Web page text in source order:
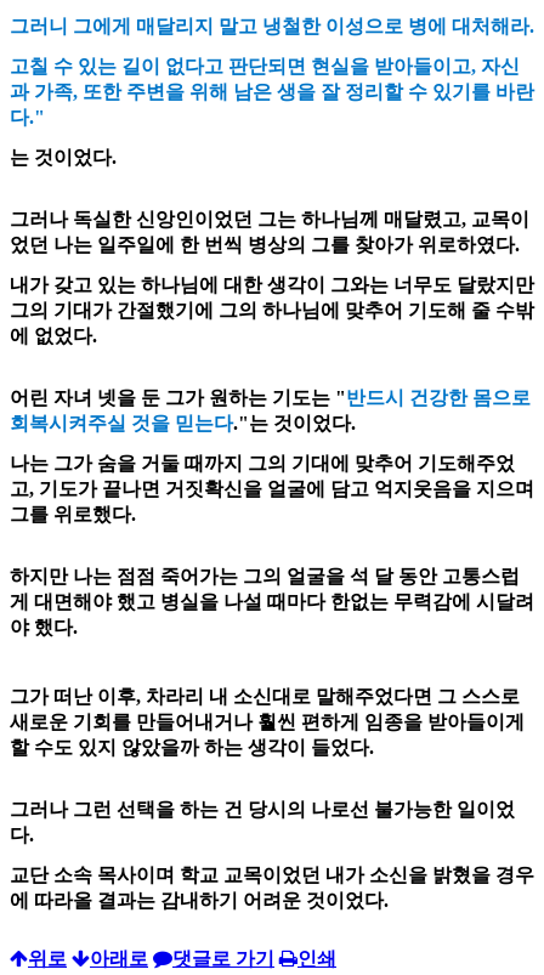
그러니 그에게 매달리지 말고 냉철한 이성으로 병에 대처해라.
고칠 수 있는 길이 없다고 판단되면 현실을 받아들이고, 자신
과 가족, 또한 주변을 위해 남은 생을 잘 정리할 수 있기를 바란
다."
는 것이었다.
그러나 독실한 신앙인이었던 그는 하나님께 매달렸고, 교목이
었던 나는 일주일에 한 번씩 병상의 그를 찾아가 위로하였다.
내가 갖고 있는 하나님에 대한 생각이 그와는 너무도 달랐지만
그의 기대가 간절했기에 그의 하나님에 맞추어 기도해 줄 수밖
에 없었다.
어린 자녀 넷을 둔 그가 원하는 기도는 "반드시 건강한 몸으로
회복시켜주실 것을 믿는다."는 것이었다.
나는 그가 숨을 거둘 때까지 그의 기대에 맞추어 기도해주었
고, 기도가 끝나면 거짓확신을 얼굴에 담고 억지웃음을 지으며
그를 위로했다.
하지만 나는 점점 죽어가는 그의 얼굴을 석 달 동안 고통스럽
게 대면해야 했고 병실을 나설 때마다 한없는 무력감에 시달려
야 했다.
그가 떠난 이후, 차라리 내 소신대로 말해주었다면 그 스스로
새로운 기회를 만들어내거나 훨씬 편하게 임종을 받아들이게
할 수도 있지 않았을까 하는 생각이 들었다.
그러나 그런 선택을 하는 건 당시의 나로선 불가능한 일이었
다.
교단 소속 목사이며 학교 교목이었던 내가 소신을 밝혔을 경우
에 따라올 결과는 감내하기 어려운 것이었다.
위로 아래로 댓글로 가기 인쇄